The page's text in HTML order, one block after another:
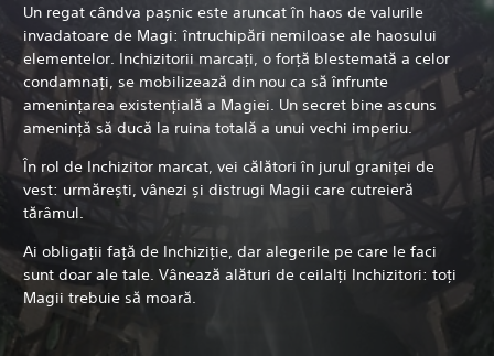
Un regat cândva pașnic este aruncat în haos de valurile
invadatoare de Magi: întruchipări nemiloase ale haosului
elementelor. Inchizitorii marcați, o forță blestemată a celor
condamnați, se mobilizează din nou ca să înfrunte
amenințarea existențială a Magiei. Un secret bine ascuns
amenință să ducă la ruina totală a unui vechi imperiu.
În rol de Inchizitor marcat, vei călători în jurul graniței de
vest: urmărești, vânezi și distrugi Magii care cutreieră
tărâmul.
Ai obligații față de Inchiziție, dar alegerile pe care le faci
sunt doar ale tale. Vânează alături de ceilalți Inchizitori: toți
Magii trebuie să moară.